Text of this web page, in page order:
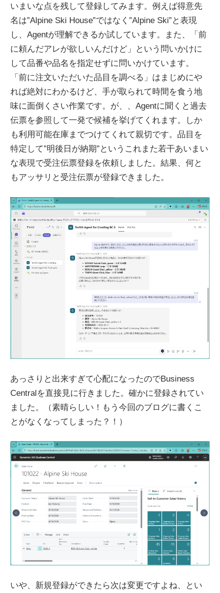
いまいな点を残して登録してみます。例えば得意先
名は”Alpine Ski House”ではなく”Alpine Ski”と表現
し、Agentが理解できるか試しています。また、「前
に頼んだアレが欲しいんだけど」という問いかけに
して品番や品名を指定せずに問いかけています。
「前に注文いただいた品目を調べる」はまじめにや
れば絶対にわかるけど、手が取られて時間を食う地
味に面倒くさい作業です。が、、Agentに聞くと過去
伝票を参照して一発で候補を挙げてくれます。しか
も利用可能在庫までつけてくれて親切です。品目を
特定して”明後日が納期”というこれまた若干あいまい
な表現で受注伝票登録を依頼しました。結果、何と
もアッサリと受注伝票が登録できました。
あっさりと出来すぎて心配になったのでBusiness
Centralを直接見に行きました。確かに登録されてい
ました。（素晴らしい！もう今回のブログに書くこ
とがなくなってしまった？！）
いや、新規登録ができたら次は変更ですよね、とい